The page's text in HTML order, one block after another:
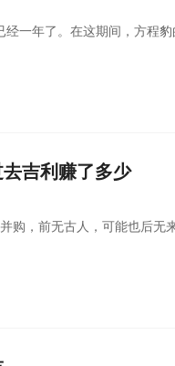
一年了。在这期间，方程
吉利赚了多少
购，前无古人，可能也后无